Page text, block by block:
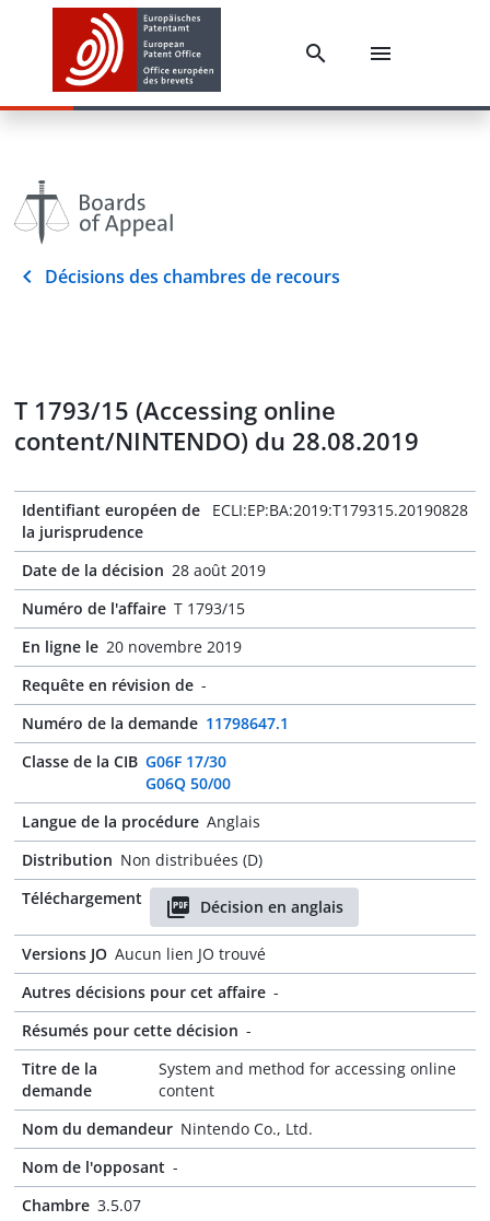
Décisions des chambres de recours
T 1793/15 (Accessing online
content/NINTENDO) du 28.08.2019
Identifiant européen de
la jurisprudence
ECLI:EP:BA:2019:T179315.20190828
Date de la décision 28 août 2019
Numéro de l'affaire T 1793/15
En ligne le 20 novembre 2019
Requête en révision de -
Numéro de la demande 11798647.1
Classe de la CIB G06F 17/30
G06Q 50/00
Langue de la procédure Anglais
Distribution Non distribuées (D)
Téléchargement
Décision en anglais
Versions JO Aucun lien JO trouvé
Autres décisions pour cet affaire -
Résumés pour cette décision -
Titre de la
demande
System and method for accessing online
content
Nom du demandeur Nintendo Co., Ltd.
Nom de l'opposant -
Chambre 3.5.07